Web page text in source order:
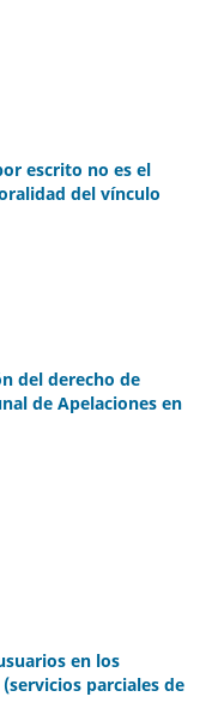
escrito no es el
del vínculo
del derecho de
de Apelaciones en
en los
parciales de